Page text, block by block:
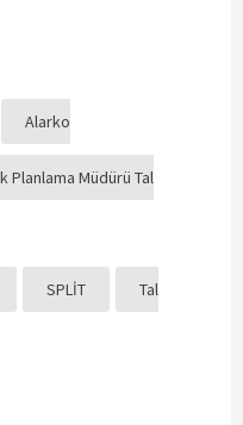
Alarko
Müdürü Tal
SPLİT Tal